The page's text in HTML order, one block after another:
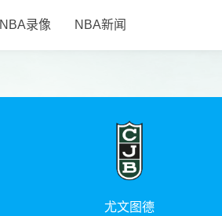
NBA录像 NBA新闻
尤文图德